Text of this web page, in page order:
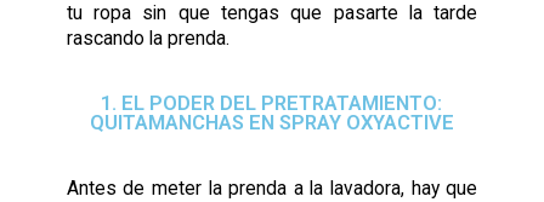
tu ropa sin que tengas que pasarte la tarde
rascando la prenda.
1. EL PODER DEL PRETRATAMIENTO:
QUITAMANCHAS EN SPRAY OXYACTIVE
Antes de meter la prenda a la lavadora, hay que